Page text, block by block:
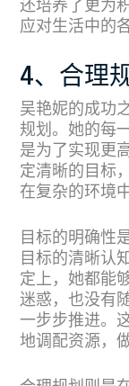
还培养了更为
应对生活中的
4、合理
吴艳妮的成功
规划。她的每
是为了实现更
定清晰的目标
在复杂的环境
目标的明确性
目标的清晰认
定上，她都能
迷惑，也没有
一步步推进。
地调配资源，